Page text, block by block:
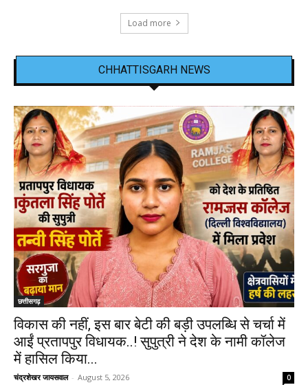
Load more
CHHATTISGARH NEWS
छत्तीसगढ़
विकास की नहीं, इस बार बेटी की बड़ी उपलब्धि से चर्चा में
आईं प्रतापपुर विधायक..! सुपुत्री ने देश के नामी कॉलेज
में हासिल किया...
चंद्रशेखर जायसवाल - August 5, 2026 0